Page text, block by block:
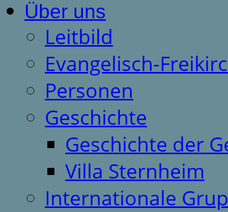
Über uns
Leitbild
Evangelisch-
Personen
Geschichte
Geschichte der
Villa Sternheim
Internationale